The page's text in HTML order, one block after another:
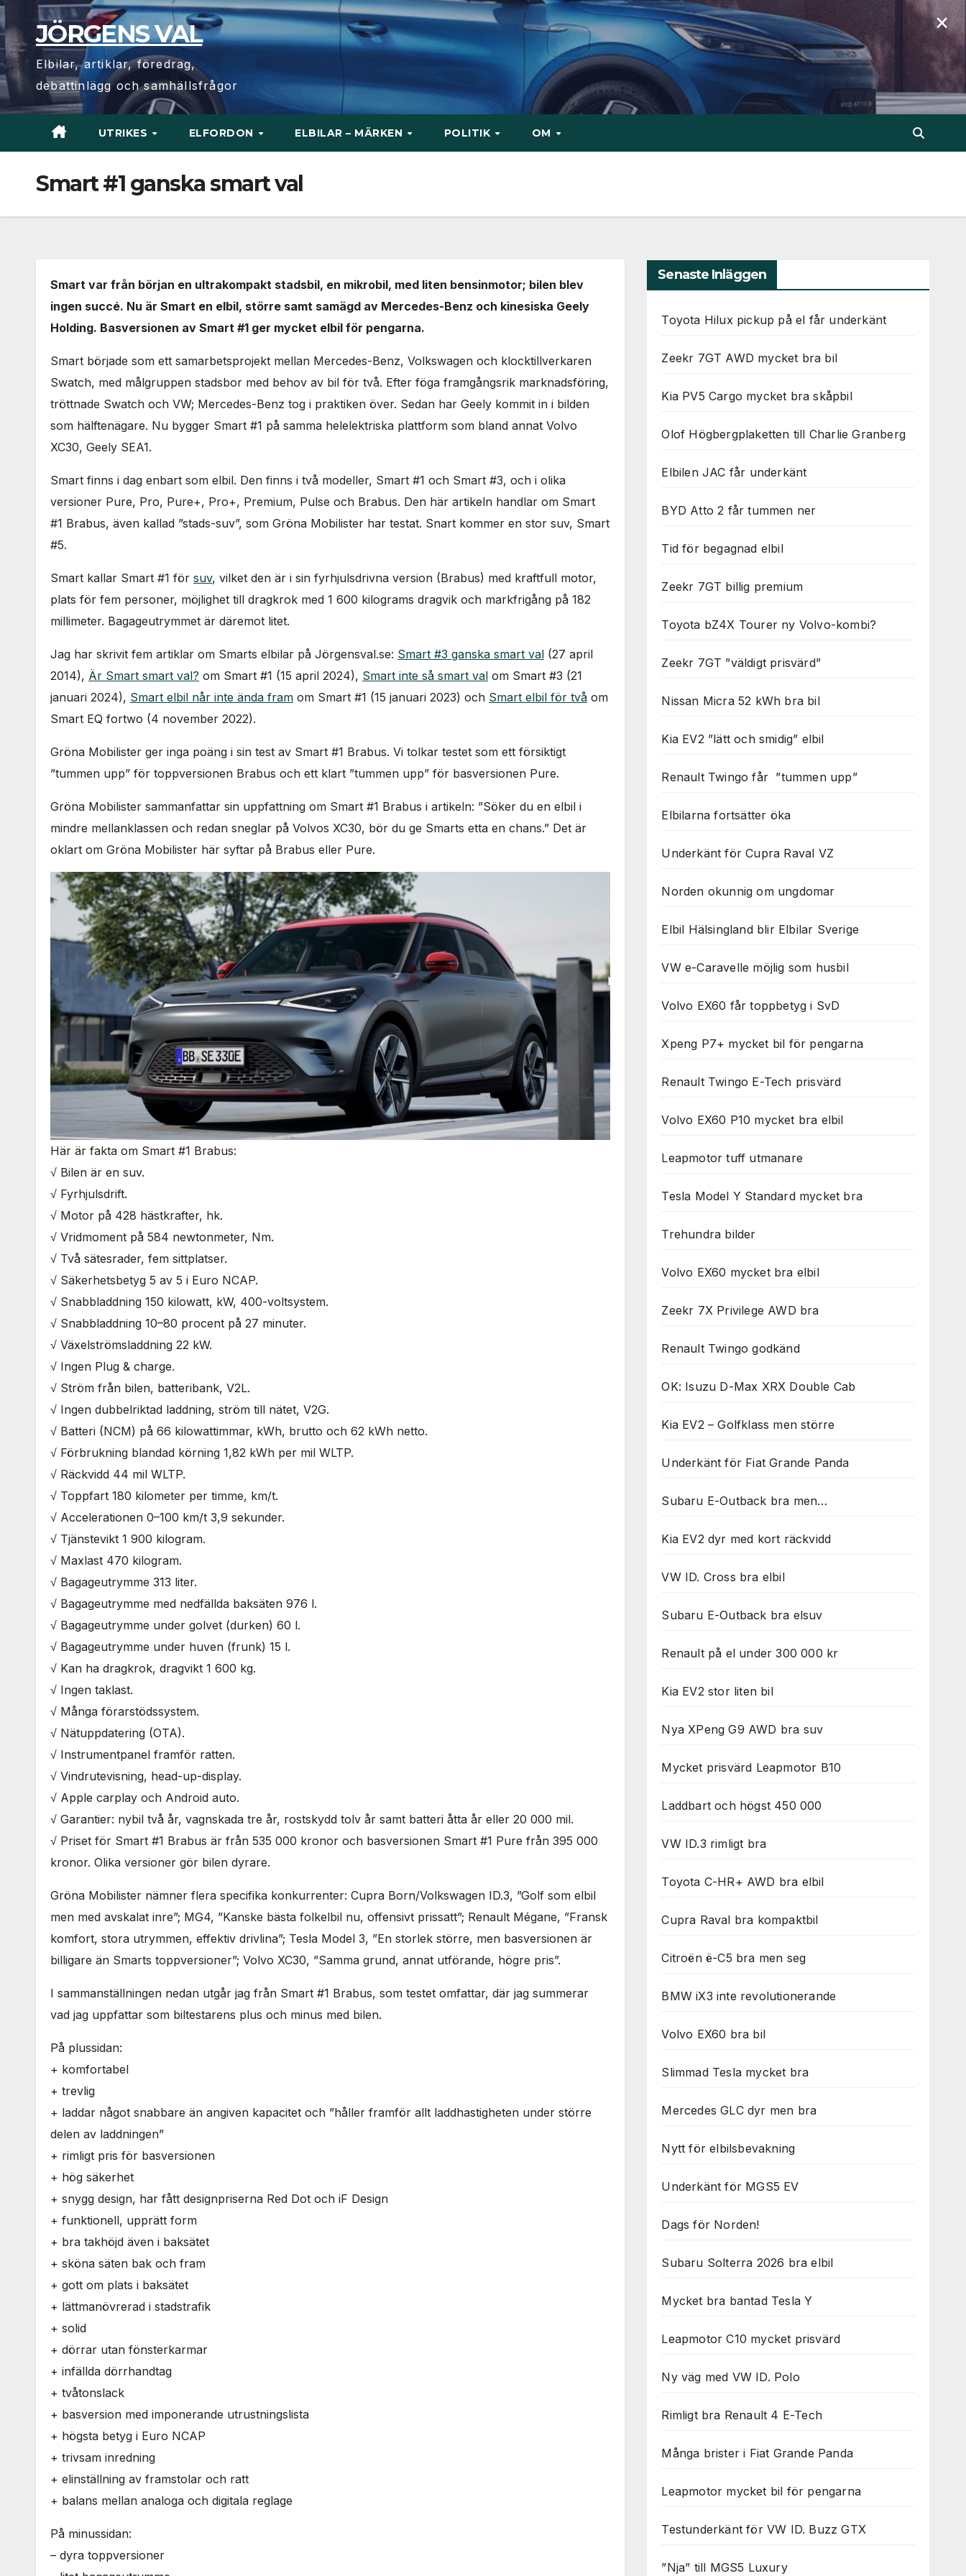
Hoppa
till
innehåll
JÖRGENS VAL
Elbilar, artiklar, föredrag,
debattinlägg och samhällsfrågor
UTRIKES ELFORDON ELBILAR – MÄRKEN POLITIK OM
Smart #1 ganska smart val
Smart var från början en ultrakompakt stadsbil, en mikrobil, med liten bensinmotor; bilen blev
ingen succé. Nu är Smart en elbil, större samt samägd av Mercedes-Benz och kinesiska Geely
Holding. Basversionen av Smart #1 ger mycket elbil för pengarna.
Smart började som ett samarbetsprojekt mellan Mercedes-Benz, Volkswagen och klocktillverkaren
Swatch, med målgruppen stadsbor med behov av bil för två. Efter föga framgångsrik marknadsföring,
tröttnade Swatch och VW; Mercedes-Benz tog i praktiken över. Sedan har Geely kommit in i bilden
som hälftenägare. Nu bygger Smart #1 på samma helelektriska plattform som bland annat Volvo
XC30, Geely SEA1.
Smart finns i dag enbart som elbil. Den finns i två modeller, Smart #1 och Smart #3, och i olika
versioner Pure, Pro, Pure+, Pro+, Premium, Pulse och Brabus. Den här artikeln handlar om Smart
#1 Brabus, även kallad ”stads-suv”, som Gröna Mobilister har testat. Snart kommer en stor suv, Smart
#5.
Smart kallar Smart #1 för suv, vilket den är i sin fyrhjulsdrivna version (Brabus) med kraftfull motor,
plats för fem personer, möjlighet till dragkrok med 1 600 kilograms dragvik och markfrigång på 182
millimeter. Bagageutrymmet är däremot litet.
Jag har skrivit fem artiklar om Smarts elbilar på Jörgensval.se: Smart #3 ganska smart val (27 april
2014), Är Smart smart val? om Smart #1 (15 april 2024), Smart inte så smart val om Smart #3 (21
januari 2024), Smart elbil når inte ända fram om Smart #1 (15 januari 2023) och Smart elbil för två om
Smart EQ fortwo (4 november 2022).
Gröna Mobilister ger inga poäng i sin test av Smart #1 Brabus. Vi tolkar testet som ett försiktigt
”tummen upp” för toppversionen Brabus och ett klart ”tummen upp” för basversionen Pure.
Gröna Mobilister sammanfattar sin uppfattning om Smart #1 Brabus i artikeln: ”Söker du en elbil i
mindre mellanklassen och redan sneglar på Volvos XC30, bör du ge Smarts etta en chans.” Det är
oklart om Gröna Mobilister här syftar på Brabus eller Pure.
Här är fakta om Smart #1 Brabus:
√ Bilen är en suv.
√ Fyrhjulsdrift.
√ Motor på 428 hästkrafter, hk.
√ Vridmoment på 584 newtonmeter, Nm.
√ Två sätesrader, fem sittplatser.
√ Säkerhetsbetyg 5 av 5 i Euro NCAP.
√ Snabbladdning 150 kilowatt, kW, 400-voltsystem.
√ Snabbladdning 10–80 procent på 27 minuter.
√ Växelströmsladdning 22 kW.
√ Ingen Plug & charge.
√ Ström från bilen, batteribank, V2L.
√ Ingen dubbelriktad laddning, ström till nätet, V2G.
√ Batteri (NCM) på 66 kilowattimmar, kWh, brutto och 62 kWh netto.
√ Förbrukning blandad körning 1,82 kWh per mil WLTP.
√ Räckvidd 44 mil WLTP.
√ Toppfart 180 kilometer per timme, km/t.
√ Accelerationen 0–100 km/t 3,9 sekunder.
√ Tjänstevikt 1 900 kilogram.
√ Maxlast 470 kilogram.
√ Bagageutrymme 313 liter.
√ Bagageutrymme med nedfällda baksäten 976 l.
√ Bagageutrymme under golvet (durken) 60 l.
√ Bagageutrymme under huven (frunk) 15 l.
√ Kan ha dragkrok, dragvikt 1 600 kg.
√ Ingen taklast.
√ Många förarstödssystem.
√ Nätuppdatering (OTA).
√ Instrumentpanel framför ratten.
√ Vindrutevisning, head-up-display.
√ Apple carplay och Android auto.
√ Garantier: nybil två år, vagnskada tre år, rostskydd tolv år samt batteri åtta år eller 20 000 mil.
√ Priset för Smart #1 Brabus är från 535 000 kronor och basversionen Smart #1 Pure från 395 000
kronor. Olika versioner gör bilen dyrare.
Gröna Mobilister nämner flera specifika konkurrenter: Cupra Born/Volkswagen ID.3, ”Golf som elbil
men med avskalat inre”; MG4, ”Kanske bästa folkelbil nu, offensivt prissatt”; Renault Mégane, ”Fransk
komfort, stora utrymmen, effektiv drivlina”; Tesla Model 3, ”En storlek större, men basversionen är
billigare än Smarts toppversioner”; Volvo XC30, ”Samma grund, annat utförande, högre pris”.
I sammanställningen nedan utgår jag från Smart #1 Brabus, som testet omfattar, där jag summerar
vad jag uppfattar som biltestarens plus och minus med bilen.
På plussidan:
+ komfortabel
+ trevlig
+ laddar något snabbare än angiven kapacitet och ”håller framför allt laddhastigheten under större
delen av laddningen”
+ rimligt pris för basversionen
+ hög säkerhet
+ snygg design, har fått designpriserna Red Dot och iF Design
+ funktionell, upprätt form
+ bra takhöjd även i baksätet
+ sköna säten bak och fram
+ gott om plats i baksätet
+ lättmanövrerad i stadstrafik
+ solid
+ dörrar utan fönsterkarmar
+ infällda dörrhandtag
+ tvåtonslack
+ basversion med imponerande utrustningslista
+ högsta betyg i Euro NCAP
+ trivsam inredning
+ elinställning av framstolar och ratt
+ balans mellan analoga och digitala reglage
På minussidan:
– dyra toppversioner
Senaste Inläggen
Toyota Hilux pickup på el får underkänt
Zeekr 7GT AWD mycket bra bil
Kia PV5 Cargo mycket bra skåpbil
Olof Högbergplaketten till Charlie Granberg
Elbilen JAC får underkänt
BYD Atto 2 får tummen ner
Tid för begagnad elbil
Zeekr 7GT billig premium
Toyota bZ4X Tourer ny Volvo-kombi?
Zeekr 7GT ”väldigt prisvärd”
Nissan Micra 52 kWh bra bil
Kia EV2 ”lätt och smidig” elbil
Renault Twingo får ”tummen upp”
Elbilarna fortsätter öka
Underkänt för Cupra Raval VZ
Norden okunnig om ungdomar
Elbil Hälsingland blir Elbilar Sverige
VW e-Caravelle möjlig som husbil
Volvo EX60 får toppbetyg i SvD
Xpeng P7+ mycket bil för pengarna
Renault Twingo E-Tech prisvärd
Volvo EX60 P10 mycket bra elbil
Leapmotor tuff utmanare
Tesla Model Y Standard mycket bra
Trehundra bilder
Volvo EX60 mycket bra elbil
Zeekr 7X Privilege AWD bra
Renault Twingo godkänd
OK: Isuzu D-Max XRX Double Cab
Kia EV2 – Golfklass men större
Underkänt för Fiat Grande Panda
Subaru E-Outback bra men…
Kia EV2 dyr med kort räckvidd
VW ID. Cross bra elbil
Subaru E-Outback bra elsuv
Renault på el under 300 000 kr
Kia EV2 stor liten bil
Nya XPeng G9 AWD bra suv
Mycket prisvärd Leapmotor B10
Laddbart och högst 450 000
VW ID.3 rimligt bra
Toyota C-HR+ AWD bra elbil
Cupra Raval bra kompaktbil
Citroën ë-C5 bra men seg
BMW iX3 inte revolutionerande
Volvo EX60 bra bil
Slimmad Tesla mycket bra
Mercedes GLC dyr men bra
Nytt för elbilsbevakning
Underkänt för MGS5 EV
Dags för Norden!
Subaru Solterra 2026 bra elbil
Mycket bra bantad Tesla Y
Leapmotor C10 mycket prisvärd
Ny väg med VW ID. Polo
Rimligt bra Renault 4 E-Tech
Många brister i Fiat Grande Panda
Leapmotor mycket bil för pengarna
Testunderkänt för VW ID. Buzz GTX
”Nja” till MGS5 Luxury
×
förbättra
hemsidans
baserat på
hemsidan
används.
Marknadsföring
Genom att dela
och erbjudanden.